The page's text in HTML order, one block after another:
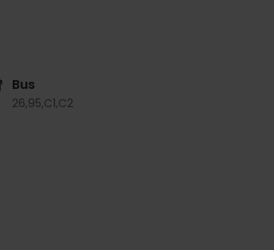
Bus
26,95,C1,C2